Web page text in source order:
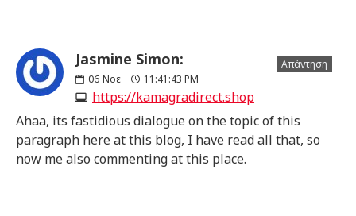
Jasmine Simon:
06 Νοε 11:41:43 PM
https://kamagradirect.shop
Απάντηση
Ahaa, its fastidious dialogue on the topic of this
paragraph here at this blog, I have read all that, so
now me also commenting at this place.